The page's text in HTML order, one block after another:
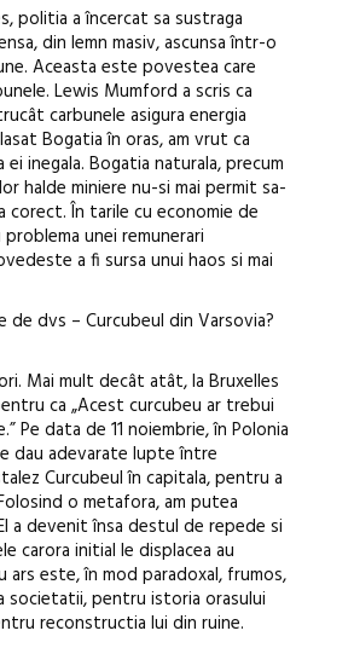
politia a încercat sa sustraga
din lemn masiv, ascunsa într-o
Aceasta este povestea care
Lewis Mumford a scris ca
carbunele asigura energia
Bogatia în oras, am vrut ca
inegala. Bogatia naturala, precum
halde miniere nu-si mai permit sa-
corect. În tarile cu economie de
unei remunerari
a fi sursa unui haos si mai
dvs – Curcubeul din Varsovia?
Mai mult decât atât, la Bruxelles
ca „Acest curcubeu ar trebui
Pe data de 11 noiembrie, în Polonia
dau adevarate lupte între
Curcubeul în capitala, pentru a
o metafora, am putea
a devenit însa destul de repede si
carora initial le displacea au
este, în mod paradoxal, frumos,
societatii, pentru istoria orasului
reconstructia lui din ruine.